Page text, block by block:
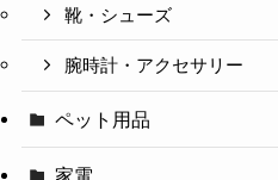
靴・シューズ
腕時計・アクセサリー
ペット用品